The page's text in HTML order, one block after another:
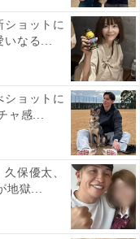
ショットに
いなる...
ショットに
ャ感...
保優太、
地獄...